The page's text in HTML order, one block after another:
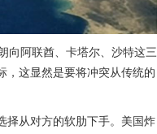
向阿联酋、卡塔尔、沙特这三
，这显然是要将冲突从传统的
择从对方的软肋下手。美国炸